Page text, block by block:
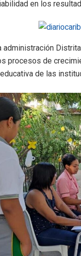
en los
administración
procesos de
de las